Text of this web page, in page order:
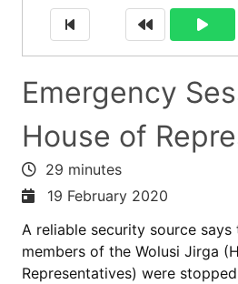
Emergency
House of
29 minutes
19 February 2020
A reliable security source
members of the Wolusi Jirga
Representatives) were